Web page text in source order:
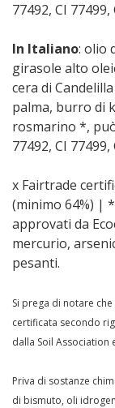
77492, CI
In Italiano: olio
girasole alto
cera di
palma, burro di
rosmarino *,
77492, CI
x Fairtrade
(minimo 64%) |
approvati da
mercurio,
pesanti.
Si prega di notare
certificata secondo
dalla Soil Association
Priva di sostanze
di bismuto, oli